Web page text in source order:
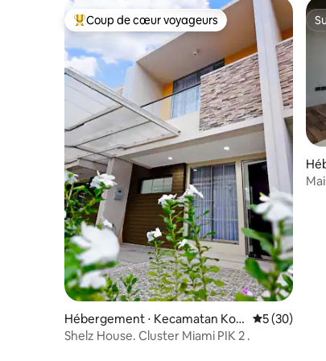
Coups de cœur voyageurs les plus appréciés
Coup de cœur voyageurs
Hébergement ⋅ Kecamatan Kos
ambi
Évaluation
5 (30)
Shelz House. Cluster Miami PIK 2 .